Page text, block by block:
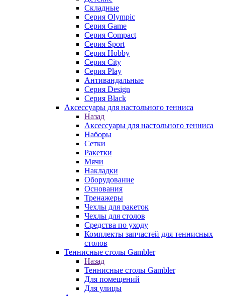
Складные
Серия Olympic
Серия Game
Серия Compact
Серия Sport
Серия Hobby
Серия City
Серия Play
Антивандальные
Серия Design
Серия Black
Аксессуары для настольного тенниса
Назад
Аксессуары для настольного тенниса
Наборы
Сетки
Ракетки
Мячи
Накладки
Оборудование
Основания
Тренажеры
Чехлы для ракеток
Чехлы для столов
Средства по уходу
Комплекты запчастей для теннисных
столов
Теннисные столы Gambler
Назад
Теннисные столы Gambler
Для помещений
Для улицы